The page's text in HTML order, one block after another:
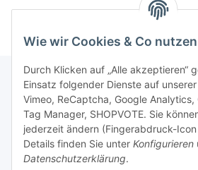
Wie wir Cookies & Co nutzen
Durch Klicken auf „Alle akzeptieren“
Einsatz folgender Dienste auf
Vimeo, ReCaptcha, Google Analytics,
Tag Manager, SHOPVOTE. Sie
jederzeit ändern (Fingerabdruck-
Details finden Sie unter Konfigurieren
Datenschutzerklärung.
Newsletter
Bitte senden Sie mir
Datenschutzerklärungregelmäßig